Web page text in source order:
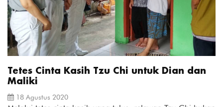
Tetes Cinta Kasih Tzu Chi untuk Dian dan
Maliki
18 Agustus 2020